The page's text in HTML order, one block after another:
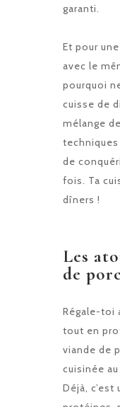
garanti.
Et pour
avec le
pourquoi
cuisse de
mélange
de
fois. Ta
dîners !
Les
de
Régale-toi
tout en
viande de
cuisinée
Déjà, c’est